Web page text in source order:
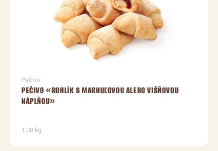
Pečivo
PEČIVO «ROHLÍK S MARHUĽOVOU ALEBO VIŠŇOVOU
NÁPLŇOU»
1.00 kg